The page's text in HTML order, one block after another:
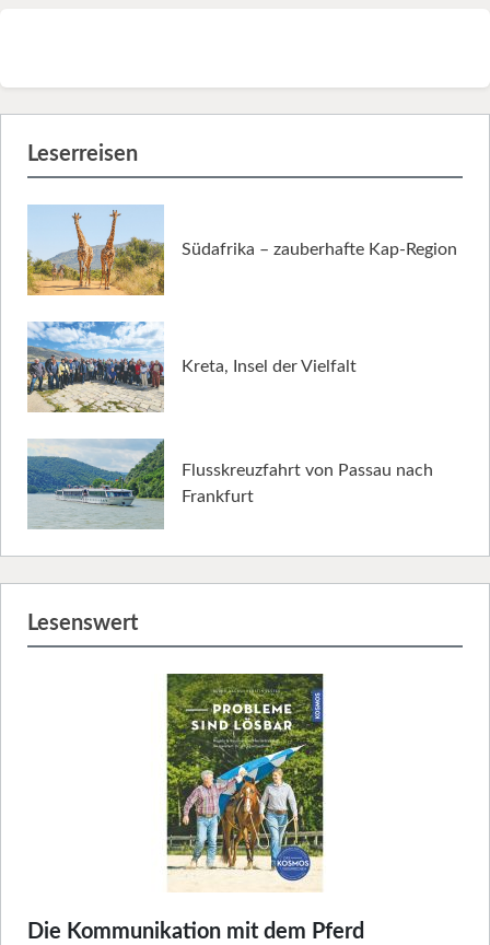
Leserreisen
Südafrika – zauberhafte Kap-Region
Kreta, Insel der Vielfalt
Flusskreuzfahrt von Passau nach
Frankfurt
Lesenswert
Die Kommunikation mit dem Pferd